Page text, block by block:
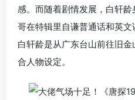
感。而随着剧情发展，白轩
哥在特辑里自谦普通话和英
白轩龄是从广东台山前往旧
合人物设定。